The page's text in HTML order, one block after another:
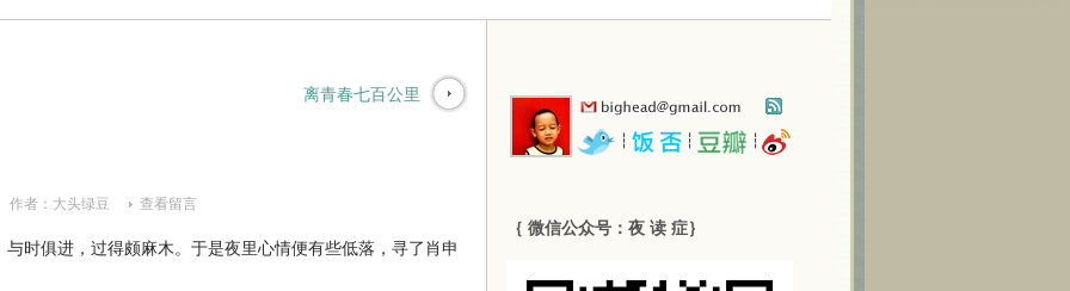
离青春七百公里
作者： 大头绿豆 查看留言
俱进，过得颇麻木。于是夜里心情便有些低落，寻了肖申
┆ ┆ ┆
｛ 微信公众号：夜 读 症｝